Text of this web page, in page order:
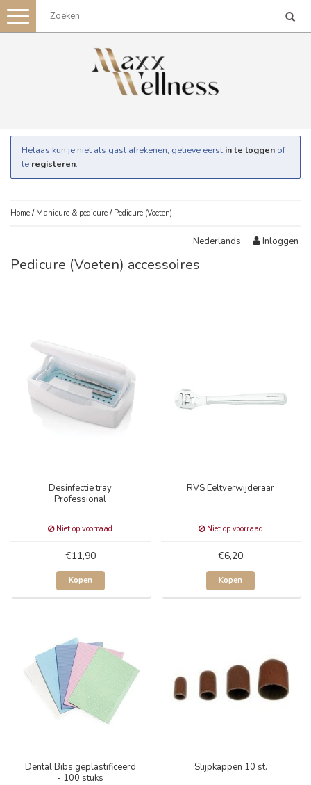
Toggle
navigation
Helaas kun je niet als gast afrekenen, gelieve eerst in te loggen of
te registeren.
Home / Manicure & pedicure / Pedicure (Voeten)
Nederlands Inloggen
Pedicure (Voeten) accessoires
Desinfectie tray
Professional
Niet op voorraad
€11,90
Kopen
RVS Eeltverwijderaar
Niet op voorraad
€6,20
Kopen
Dental Bibs geplastificeerd
- 100 stuks
Slijpkappen 10 st.